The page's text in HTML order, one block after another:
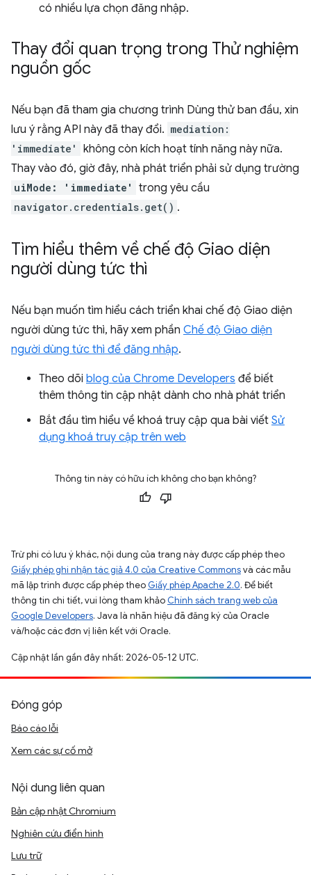
có nhiều lựa chọn đăng nhập.
Thay đổi quan trọng trong Thử nghiệm
nguồn gốc
Nếu bạn đã tham gia chương trình Dùng thử ban đầu, xin
lưu ý rằng API này đã thay đổi. mediation:
'immediate'
không còn kích hoạt tính năng này nữa.
Thay vào đó, giờ đây, nhà phát triển phải sử dụng trường
uiMode: 'immediate' trong yêu cầu
navigator.credentials.get() .
Tìm hiểu thêm về chế độ Giao diện
người dùng tức thì
Nếu bạn muốn tìm hiểu cách triển khai chế độ Giao diện
người dùng tức thì, hãy xem phần Chế độ Giao diện
người dùng tức thì để đăng nhập.
Theo dõi blog của Chrome Developers để biết
thêm thông tin cập nhật dành cho nhà phát triển
Bắt đầu tìm hiểu về khoá truy cập qua bài viết Sử
dụng khoá truy cập trên web
Thông tin này có hữu ích không cho bạn không?
Trừ phi có lưu ý khác, nội dung của trang này được cấp phép theo
Giấy phép ghi nhận tác giả 4.0 của Creative Commonsvà các mẫu
mã lập trình được cấp phép theo Giấy phép Apache 2.0. Để biết
thông tin chi tiết, vui lòng tham khảo Chính sách trang web của
Google Developers. Java là nhãn hiệu đã đăng ký của Oracle
và/hoặc các đơn vị liên kết với Oracle.
Cập nhật lần gần đây nhất: 2026-05-12 UTC.
Đóng góp
Báo cáo lỗi
Xem các sự cố mở
Nội dung liên quan
Bản cập nhật Chromium
Nghiên cứu điển hình
Lưu trữ